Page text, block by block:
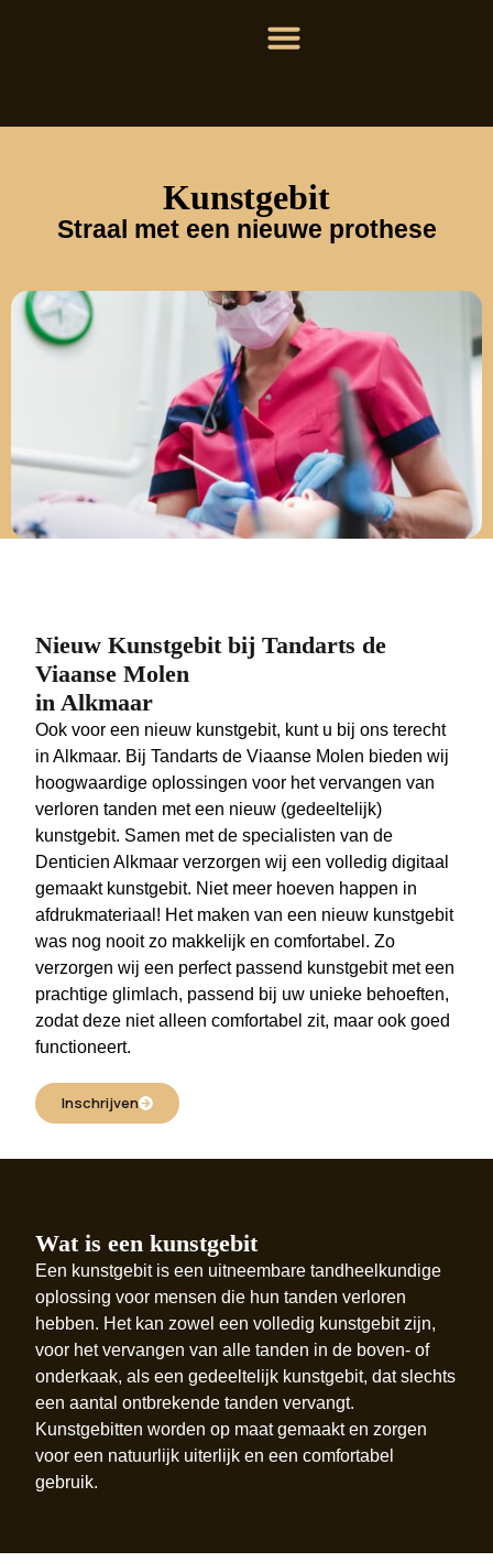
Kunstgebit
Straal met een nieuwe prothese
Nieuw Kunstgebit bij Tandarts de
Viaanse Molen
in Alkmaar
Ook voor een nieuw kunstgebit, kunt u bij ons terecht
in Alkmaar. Bij Tandarts de Viaanse Molen bieden wij
hoogwaardige oplossingen voor het vervangen van
verloren tanden met een nieuw (gedeeltelijk)
kunstgebit. Samen met de specialisten van de
Denticien Alkmaar verzorgen wij een volledig digitaal
gemaakt kunstgebit. Niet meer hoeven happen in
afdrukmateriaal! Het maken van een nieuw kunstgebit
was nog nooit zo makkelijk en comfortabel. Zo
verzorgen wij een perfect passend kunstgebit met een
prachtige glimlach, passend bij uw unieke behoeften,
zodat deze niet alleen comfortabel zit, maar ook goed
functioneert.
Inschrijven
Wat is een kunstgebit
Een kunstgebit is een uitneembare tandheelkundige
oplossing voor mensen die hun tanden verloren
hebben. Het kan zowel een volledig kunstgebit zijn,
voor het vervangen van alle tanden in de boven- of
onderkaak, als een gedeeltelijk kunstgebit, dat slechts
een aantal ontbrekende tanden vervangt.
Kunstgebitten worden op maat gemaakt en zorgen
voor een natuurlijk uiterlijk en een comfortabel
gebruik.